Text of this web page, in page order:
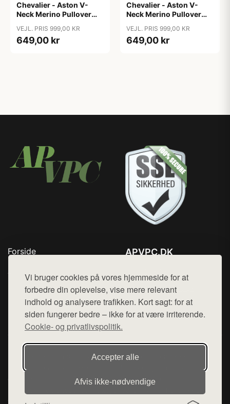
Vi bruger cookies på vores hjemmeside for at
forbedre din oplevelse, vise mere relevant
indhold og analysere trafikken. Kort sagt: for at
siden fungerer bedre – ikke for at være irriterende.
Cookie- og privatlivspolitik.
Accepter alle
Afvis ikke‑nødvendige
Chevalier - Aston V-
Neck Merino Pullover
VEJL. PRIS 999,00 KR
649,00 kr
Chevalier - Aston V-
Neck Merino Pullover
VEJL. PRIS 999,00 KR
649,00 kr
Forside
Top Rabatter
Blog
Kontakt
APVPC.DK
Mail: hej@want.dk
Cookie- og privatlivspolitik
Denne side er en del af want.dk, der udgiver en række
hjemmesider med præsentation af forskellige produkter fra
diverse webshops. Der sælges ikke varer fra denne side - vi
henviser til de shops, som sælger varen. Vi har heller ikke
varerne på lager.